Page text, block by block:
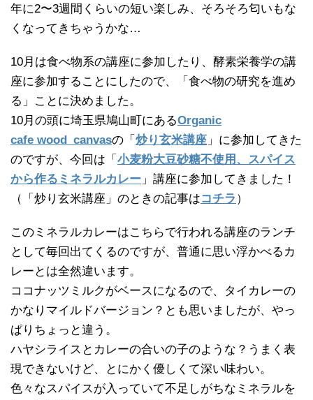
年に2〜3週間くらいの短い楽しみ、そろそろ匂いもな
くなってきちゃうかな…
10月は食べ物系の講座に参加したり、酵素栄養学の講
座に参加することにしたので、「食べ物の研究を進め
る」ことに決めました。
10月の頭に埼玉県鳩山町にあるOrganic
cafe wood_canvasの「 炒り玄米講座 」に参加してきた
のですが、今回は「 小麦粉大豆砂糖不使用、スパイス
から作るミネラルカレー 」講座に参加してきました！
（「炒り玄米講座」のときの記事はコチラ ）
このミネラルカレーはこちらで行われる講座のランチ
として毎回出てくるのですが、普通に思い浮かべるカ
レーとは全然違います。
ココナッツミルクがベースになるので、タイカレーの
かなりマイルドバージョン？とも思いましたが、やっ
ぱりちょっと違う。
ハヤシライスとカレーの合いの子のような？うまく表
現できないけど、とにかく優しくて深い味わい。
色々なスパイスが入っていて不足しがちなミネラルを